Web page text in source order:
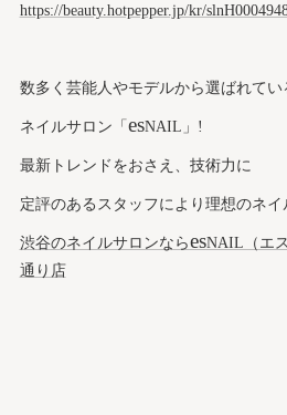
https://beauty.hotpepper.jp/kr/
数多く芸能人やモデルから選ばれてい
ネイルサロン「 esNAIL」!
最新トレンドをおさえ、技術力に
定評のあるスタッフにより理想のネイ
渋谷のネイルサロンならesNAIL（エ
通り店